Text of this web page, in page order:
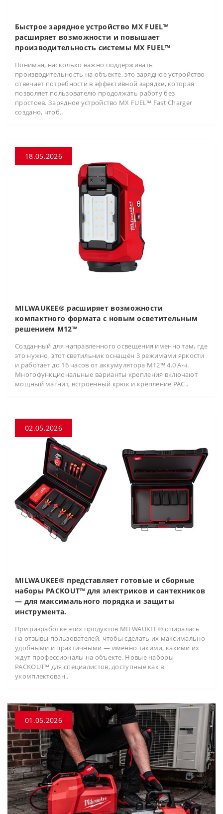
Быстрое зарядное устройство MX FUEL™
расширяет возможности и повышает
производительность системы MX FUEL™
Понимая, насколько важно поддерживать
производительность на объекте, это зарядное устройство
отвечает потребности в эффективной зарядке, которая
позволяет пользователю продолжать работу без
простоев. Зарядное устройство MX FUEL™ Fast Charger
создано, чтоб..
18.05.2026
MILWAUKEE® расширяет возможности
компактного формата с новым осветительным
решением M12™
Созданный для направленного освещения именно там, где
это нужно, этот светильник оснащён 3 режимами яркости
и работает до 16 часов от аккумулятора M12™ 4.0 А·ч.
Многофункциональные варианты крепления включают
мощный магнит, встроенный крюк и крепление PAC..
02.05.2026
MILWAUKEE® представляет готовые и сборные
наборы PACKOUT™ для электриков и сантехников
— для максимального порядка и защиты
инструмента.
При разработке этих продуктов MILWAUKEE® опиралась
на отзывы пользователей, чтобы сделать их максимально
удобными и практичными — именно такими, какими их
ждут профессионалы на объекте. Новые наборы
PACKOUT™ для специалистов, доступные как в
укомплектован..
01.05.2026